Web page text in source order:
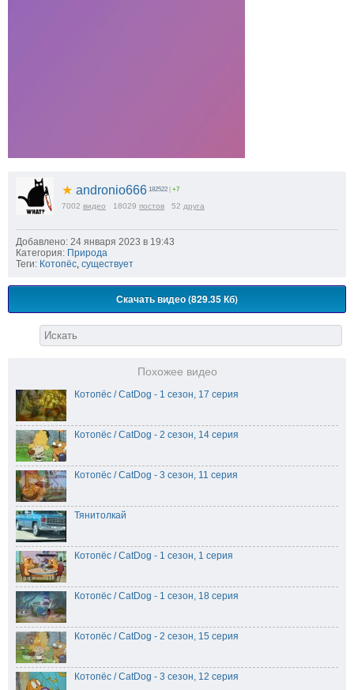
★ andronio666 182522 +7
7002 видео 18029 постов 52 друга
Добавлено: 24 января 2023 в 19:43
Категория: Природа
Теги: Котопёс, существует
Скачать видео (829.35 Кб)
Похожее видео
Котопёс / CatDog - 1 сезон, 17 серия
Котопёс / CatDog - 2 сезон, 14 серия
Котопёс / CatDog - 3 сезон, 11 серия
Тянитолкай
Котопёс / CatDog - 1 сезон, 1 серия
Котопёс / CatDog - 1 сезон, 18 серия
Котопёс / CatDog - 2 сезон, 15 серия
Котопёс / CatDog - 3 сезон, 12 серия